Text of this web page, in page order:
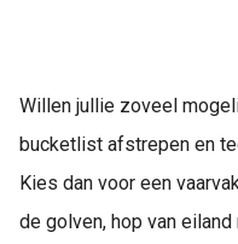
Willen jullie zoveel
bucketlist afstrepen en
Kies dan voor een
de golven, hop van